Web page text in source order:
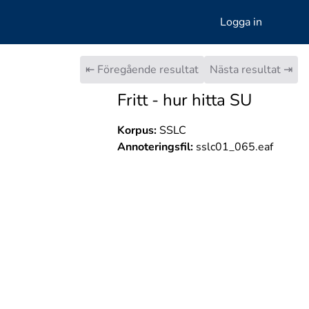
Logga in
⇤ Föregående resultat Nästa resultat ⇥
Fritt - hur hitta SU
Korpus:SSLC
Annoteringsfil:sslc01_065.eaf